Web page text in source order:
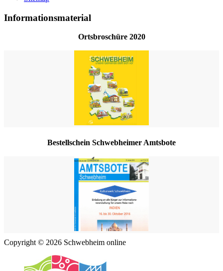
Informationsmaterial
Ortsbroschüre 2020
Bestellschein Schwebheimer Amtsbote
Copyright © 2026 Schwebheim online